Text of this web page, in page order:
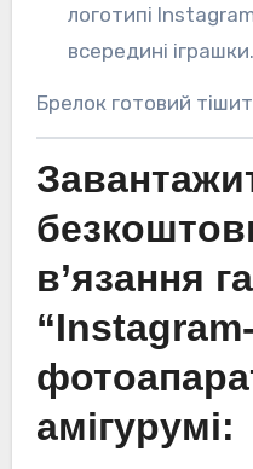
логотипі
всередині іграшки.
Брелок готовий
в’язання
“Instagram-
амігурумі: